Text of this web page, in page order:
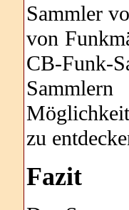
Sammler
von
CB-Funk-
zu
Fazit